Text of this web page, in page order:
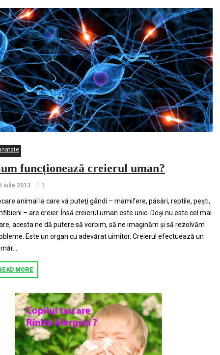
funcționează creierul uman?
iulie 2013 1
animal la care vă puteţi gândi – mamifere, păsări, reptile, peşti,
– are creier. Însă creierul uman este unic. Deşi nu este cel mai
acesta ne dă putere să vorbim, să ne imaginăm şi să rezolvăm
Este un organ cu adevărat uimitor. Creierul efectuează un
MORE